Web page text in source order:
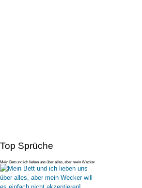
Top Sprüche
Mein Bett und ich lieben uns über alles, aber mein Wecker
will es einfac